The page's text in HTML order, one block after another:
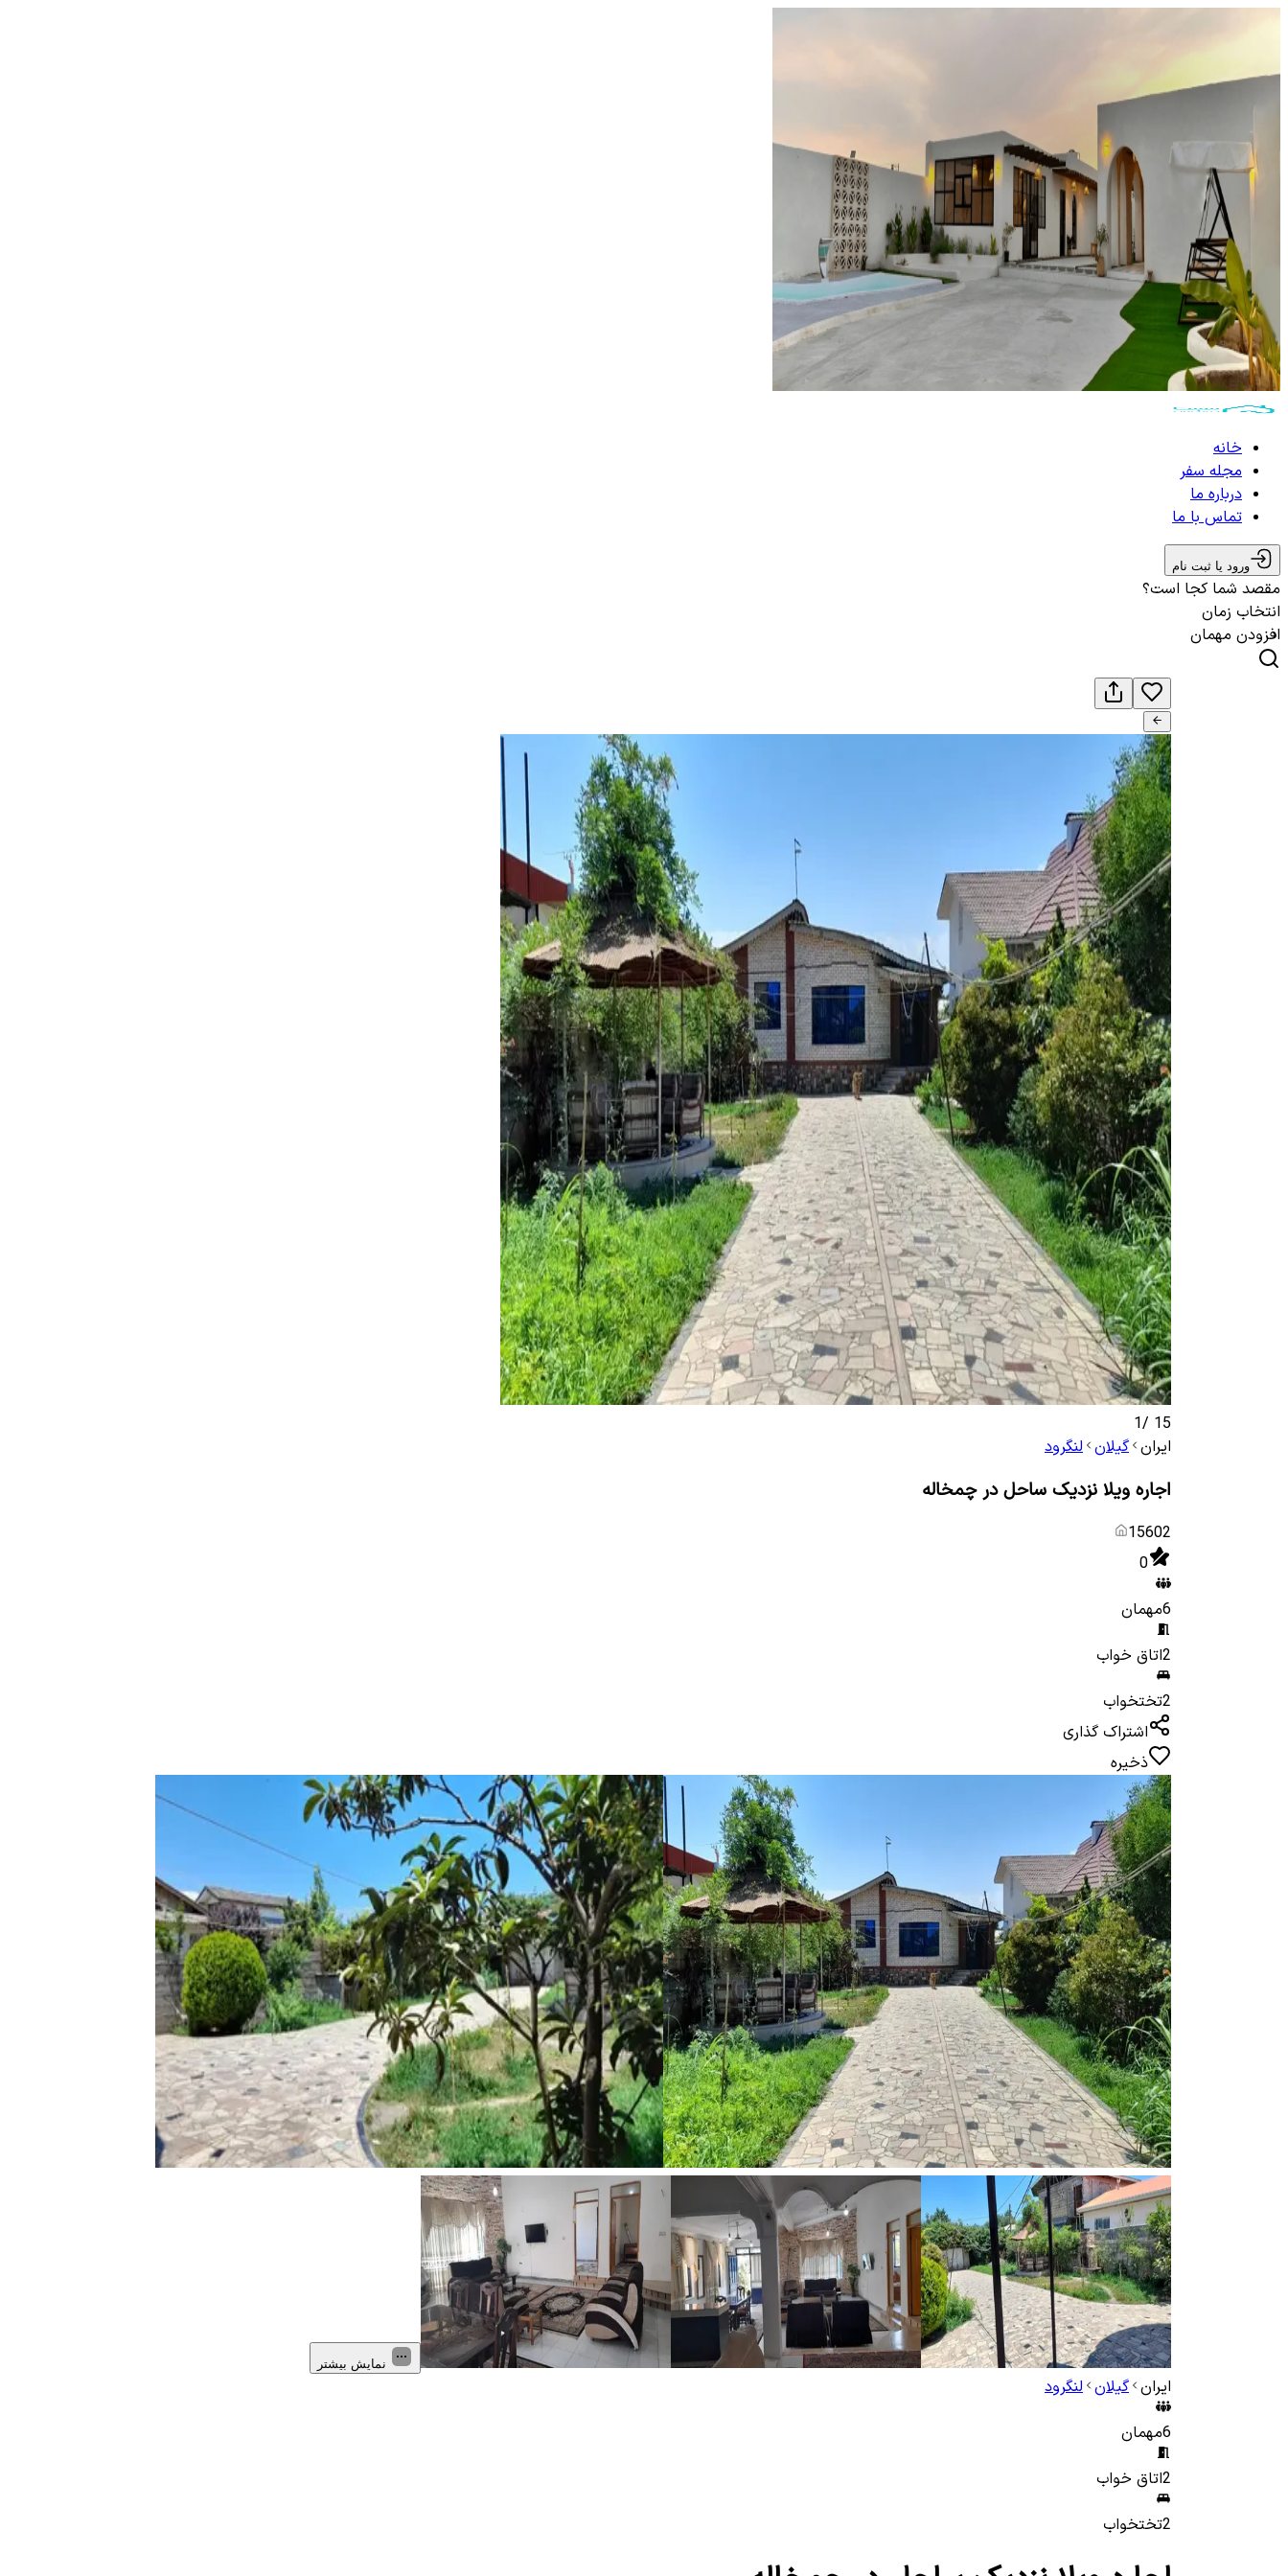
خانه
مجله سفر
درباره ما
تماس با ما
ورود یا ثبت نام
مقصد شما کجا است؟
انتخاب زمان
افزودن مهمان
15
/
1
ایران گیلان لنگرود
اجاره ویلا نزدیک ساحل در چمخاله
15602
0
6مهمان
2اتاق خواب
2تختخواب
اشتراک گذاری
ذخیره
نمایش بیشتر
ایران گیلان لنگرود
6مهمان
2اتاق خواب
2تختخواب